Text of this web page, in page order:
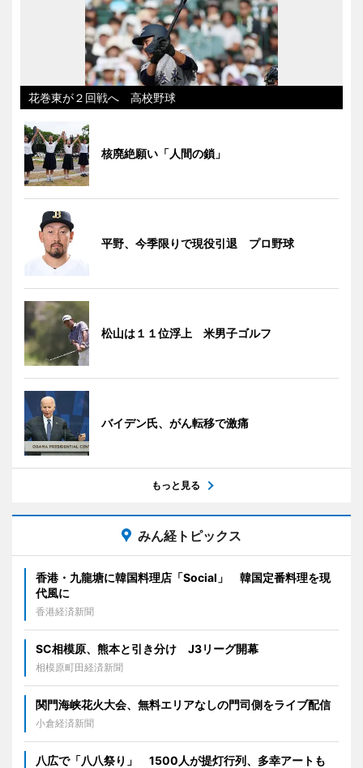
花巻東が２回戦へ 高校野球
核廃絶願い「人間の鎖」
平野、今季限りで現役引退 プロ野球
松山は１１位浮上 米男子ゴルフ
バイデン氏、がん転移で激痛
もっと見る
みん経トピックス
香港・九龍塘に韓国料理店「Social」 韓国定番料理を現
代風に
香港経済新聞
SC相模原、熊本と引き分け J3リーグ開幕
相模原町田経済新聞
関門海峡花火大会、無料エリアなしの門司側をライブ配信
小倉経済新聞
八広で「八八祭り」 1500人が提灯行列、多幸アートも